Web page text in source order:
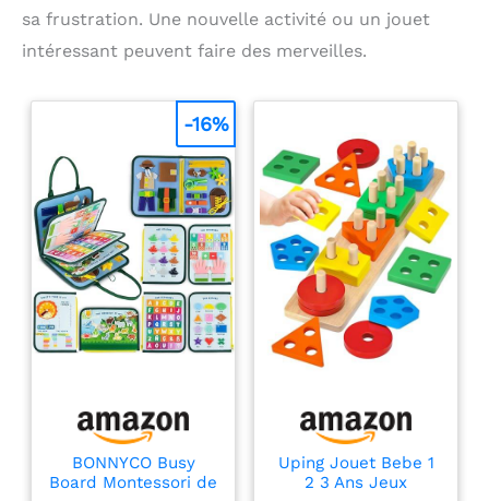
sa frustration. Une nouvelle activité ou un jouet
intéressant peuvent faire des merveilles.
BONNYCO Busy
Board Montessori de
-16%
Uping Jouet Bebe 1
2 3 Ans Jeux